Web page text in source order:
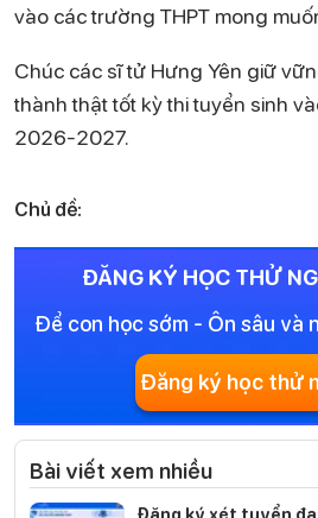
vào các trường THPT mong
Chúc các sĩ tử Hưng Yên giữ
thành thật tốt kỳ thi tuyển sinh
2026-2027.
Chủ đề:
ĐĂNG KÝ HỌC THỬ
Để con học sớm - Ôn sâu và
Đăng ký học thử
Bài viết xem nhiều
Đăng ký xét tuyển